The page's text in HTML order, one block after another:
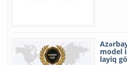
model
layiq